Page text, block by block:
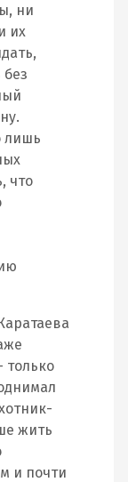
ни
их
без
лишь
что
только
жить
и почти